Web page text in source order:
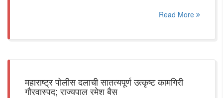
Read More
महाराष्ट्र पोलीस दलाची सातत्यपूर्ण उत्कृष्ट कामगिरी
गौरवास्पद; राज्यपाल रमेश बैस